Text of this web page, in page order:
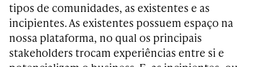
tipos de comunidades, as existentes e as
incipientes. As existentes possuem espaço na
nossa plataforma, no qual os principais
stakeholders trocam experiências entre si e